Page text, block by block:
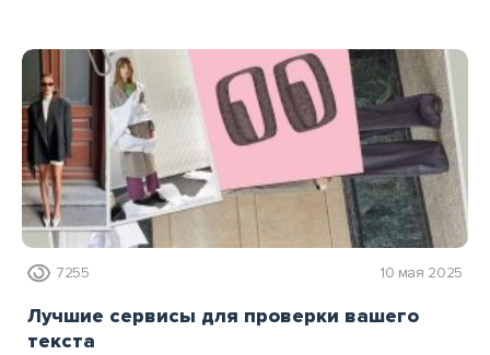
7255 10 мая 2025
Лучшие сервисы для проверки вашего
текста